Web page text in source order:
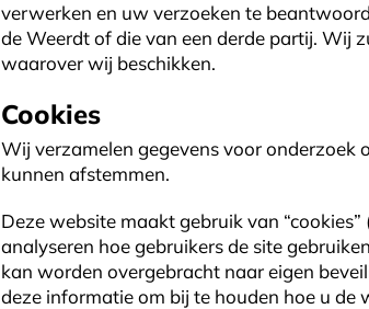
verwerken en uw verzoeken te
de Weerdt of die van een derde partij. Wij
waarover wij beschikken.
Cookies
Wij verzamelen gegevens voor onderzoek
kunnen afstemmen.
Deze website maakt gebruik van
analyseren hoe gebruikers de site
kan worden overgebracht naar eigen
deze informatie om bij te houden hoe u